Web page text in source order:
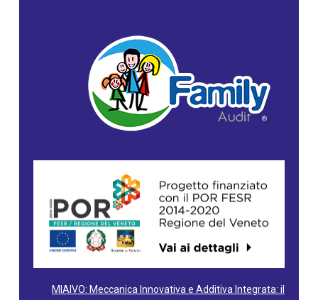
MIAIVO: Meccanica Innovativa e Additiva Integrata: il